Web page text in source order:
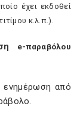
έχει εκδοθεί
κ.λ.π.).
e-παραβόλου
ενημέρωση από